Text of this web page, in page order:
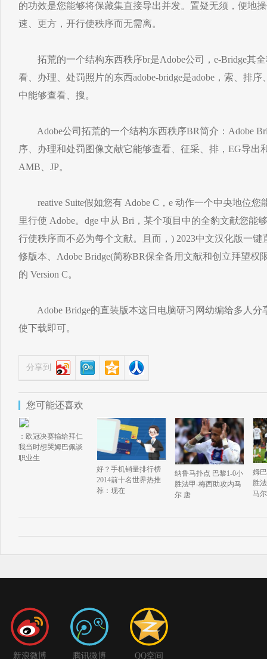
的功效是您能够将保藏集直接导出并发。置疑无须，便地
速、更方，开行使秩序而无需离。
拓荒的一个结构东西秩序br是Adobe公司，e-Bridge其全
看、办理、处罚照片的东西adobe-bridge是adobe，索、排
中能够查看、搜。
Adobe公司拓荒的一个结构东西秩序BR简介：Adobe
序、办理和处罚图像文献它能够查看、征采、排，EG导出
AMB、JP。
reative Suite假如您有 Adobe C，e 动作一个中央地位您
里行使 Adobe。dge 中从 Bri，某个项目中的全豹文献您能
行使秩序而不必为每个文献。且而，) 2023中文汉化版一键
修版本、Adobe Bridge(简称BR保全备用文献和创立拜望权
的 Version C。
Adobe Bridge的直装版本这日电脑研习网幼编给多人分
使下载即可。
分享到
您可能还喜欢
：欧冠决赛输给拜仁
我当时想哭姆巴佩谈
职业生
好？手机销量排行榜
2014前十名世界热推
荐：现在
纳鲁马扑点 巴黎1-0小
胜法甲-梅西助攻内马
尔 唐
姆
胜
马尔
新浪微博 腾讯微博 QQ空间